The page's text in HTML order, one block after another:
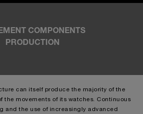
COMPONENTS
PRODUCTION
can itself produce the majority of the
the movements of its watches. Continuous
and the use of increasingly advanced